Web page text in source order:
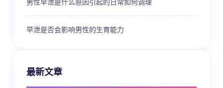
早泄是否会影响男性的生育能力
最新文章